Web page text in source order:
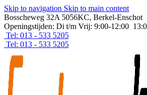
Skip to navigation Skip to main content
Bosscheweg 32A 5056KC, Berkel-Enschot
Openingstijden: Di t/m Vrij: 9:00-12:00
Tel: 013 - 533 5205
Tel: 013 - 533 5205